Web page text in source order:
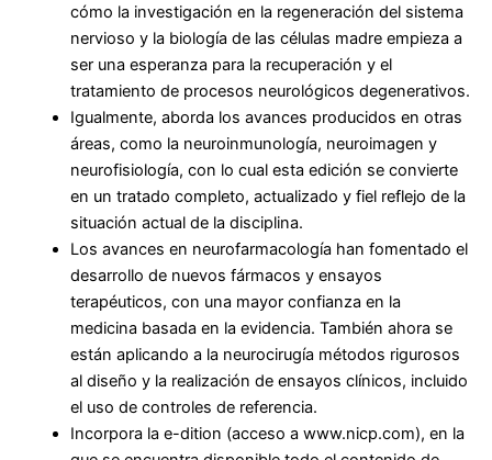
cómo la investigación en la regeneración del sistema
nervioso y la biología de las células madre empieza a
ser una esperanza para la recuperación y el
tratamiento de procesos neurológicos degenerativos.
Igualmente, aborda los avances producidos en otras
áreas, como la neuroinmunología, neuroimagen y
neurofisiología, con lo cual esta edición se convierte
en un tratado completo, actualizado y fiel reflejo de la
situación actual de la disciplina.
Los avances en neurofarmacología han fomentado el
desarrollo de nuevos fármacos y ensayos
terapéuticos, con una mayor confianza en la
medicina basada en la evidencia. También ahora se
están aplicando a la neurocirugía métodos rigurosos
al diseño y la realización de ensayos clínicos, incluido
el uso de controles de referencia.
Incorpora la e-dition (acceso a www.nicp.com), en la